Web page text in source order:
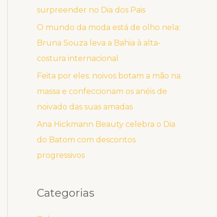
surpreender no Dia dos Pais
O mundo da moda está de olho nela:
Bruna Souza leva a Bahia à alta-
costura internacional
Feita por eles: noivos botam a mão na
massa e confeccionam os anéis de
noivado das suas amadas
Ana Hickmann Beauty celebra o Dia
do Batom com descontos
progressivos
Categorias